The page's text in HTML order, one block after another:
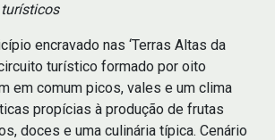
encravado nas ‘Terras Altas da
turístico formado por oito
em comum picos, vales e um clima
propícias à produção de frutas
doces e uma culinária típica. Cenário